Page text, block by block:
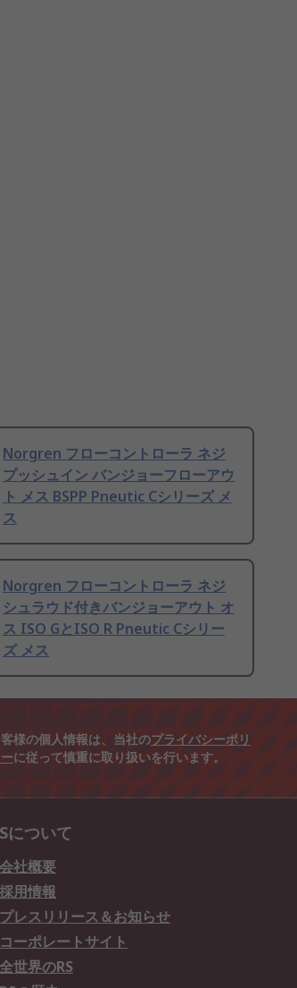
Norgren フローコントローラ ネジ
プッシュイン バンジョーフローアウ
ト メス BSPP Pneutic Cシリーズ メ
ス
Norgren フローコントローラ ネジ
シュラウド付きバンジョーアウト オ
ス ISO GとISO R Pneutic Cシリー
ズ メス
様の個人情報は、当社のプライバシーポリ
に従って慎重に取り扱いを行います。
について
会社概要
採用情報
プレスリリース＆お知らせ
コーポレートサイト
全世界のRS